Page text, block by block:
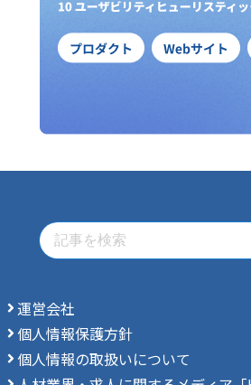
運営会社
個人情報保護方針
個人情報の取扱いについて